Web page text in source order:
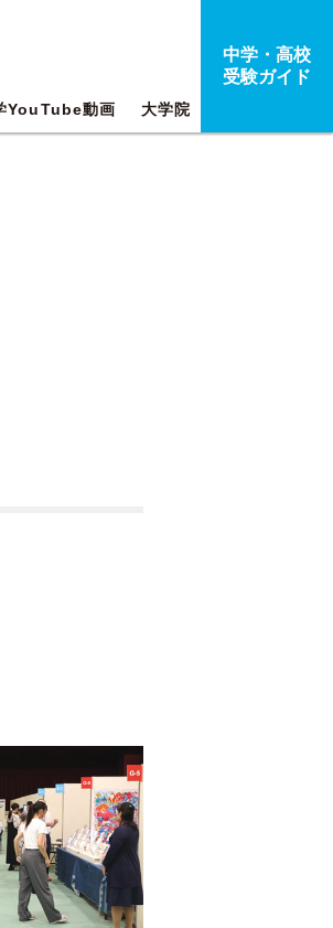
YouTube動画 大学院
中学・高校
受験ガイド